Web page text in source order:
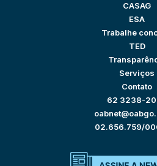
CASAG
ESA
Trabalhe
TED
Serviços
Contato
62 3238-
02.656.759/